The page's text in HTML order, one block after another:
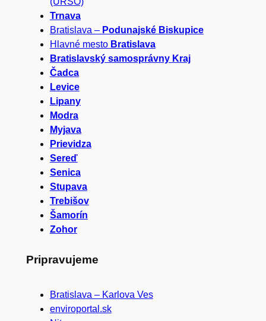
Trnava
Bratislava – Podunajské Biskupice
Hlavné mesto Bratislava
Bratislavský samosprávny Kraj
Čadca
Levice
Lipany
Modra
Myjava
Prievidza
Sereď
Senica
Stupava
Trebišov
Šamorín
Zohor
Pripravujeme
Bratislava – Karlova Ves
enviroportal.sk